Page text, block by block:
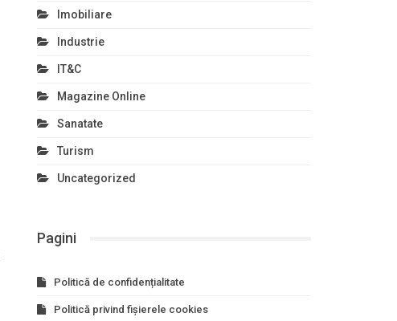
Imobiliare
Industrie
IT&C
Magazine Online
Sanatate
Turism
Uncategorized
Pagini
Politică de confidențialitate
Politică privind fișierele cookies